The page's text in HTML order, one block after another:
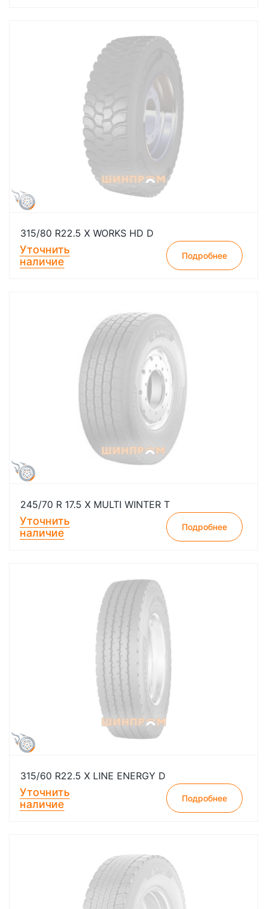
315/80 R22.5 X WORKS HD D
Уточнить
наличие
Подробнее
245/70 R 17.5 X MULTI WINTER T
Уточнить
наличие
Подробнее
315/60 R22.5 X LINE ENERGY D
Уточнить
наличие
Подробнее